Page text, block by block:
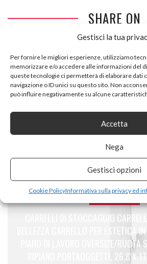
Gestisci la tua
Per fornire le migliori esperienze, utilizziamo
memorizzare e/o accedere alle informazioni del
queste tecnologie ci permetterà di elaborare dati
navigazione o ID unici su questo sito. Non
può influire negativamente su alcune
Accetta
Nega
Gestisci opzioni
Cookie PolicyInformativa sulla privacy ed
SHARE ON
CLP PANCA DESIGN INTERNO 3
SIMILPELLE I PANCHINA INGRESSO
INOX 120 X 40 CM,
CARRELLI DI STOCCAGGIO
BELLEZZA CARRELLO PER ESTETICA
PIANO DI LAVORO OVERSIZE/RUOTA
RIPIANO PORTAOGGETTI, 26,8 X